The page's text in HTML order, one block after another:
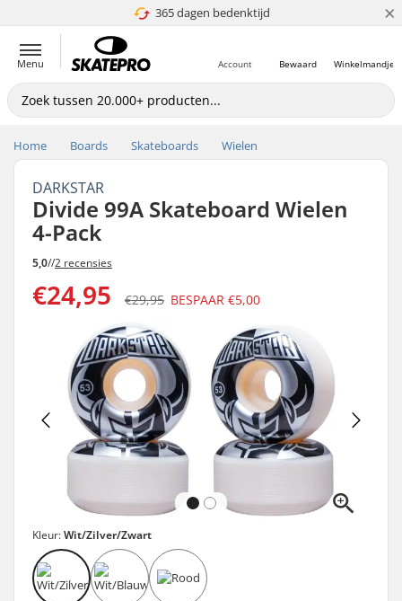
365 dagen bedenktijd
4.8 van 5 ×
Menu Winkelmandje
Bewaard
Account
Home Boards Skateboards Wielen
DARKSTAR
Divide 99A Skateboard Wielen
4-Pack
5,0//2 recensies
€24,95 €29,95 BESPAAR €5,00
Kleur:Wit/Zilver/Zwart